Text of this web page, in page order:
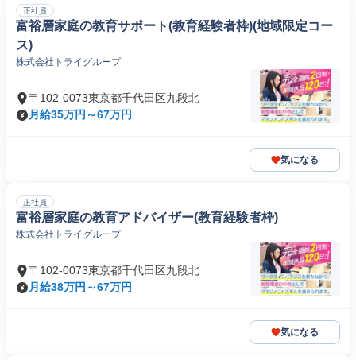
正社員
富裕層家庭の教育サポート(教育経験者枠)(地域限定コー
ス)
株式会社トライグループ
〒102-0073東京都千代田区九段北
月給35万円～67万円
気になる
正社員
富裕層家庭の教育アドバイザー(教育経験者枠)
株式会社トライグループ
〒102-0073東京都千代田区九段北
月給38万円～67万円
気になる